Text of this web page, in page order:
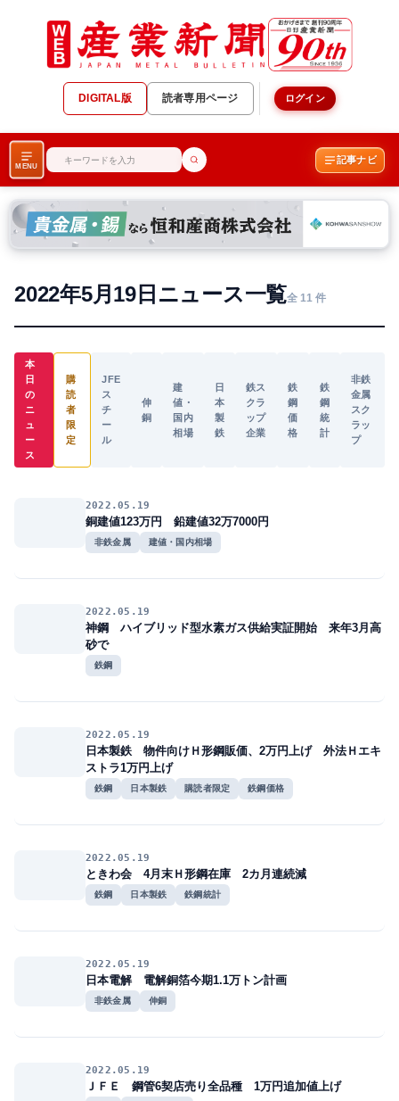
DIGITAL版 読者専用ページ ログイン
MENU
記事ナビ
2022年5月19日ニュース一覧全 11 件
本
日
の
ニ
ュ
ー
ス
購
読
者
限
定
JFE
ス
チ
ー
ル
伸
銅
建
値・
国内
相場
日
本
製
鉄
鉄ス
クラ
ップ
企業
鉄
鋼
価
格
鉄
鋼
統
計
非鉄
金属
スク
ラッ
プ
2022.05.19
銅建値123万円 鉛建値32万7000円
非鉄金属 建値・国内相場
2022.05.19
神鋼 ハイブリッド型水素ガス供給実証開始 来年3月高
砂で
鉄鋼
2022.05.19
日本製鉄 物件向けＨ形鋼販価、2万円上げ 外法Ｈエキ
ストラ1万円上げ
鉄鋼 日本製鉄 購読者限定 鉄鋼価格
2022.05.19
ときわ会 4月末Ｈ形鋼在庫 2カ月連続減
鉄鋼 日本製鉄 鉄鋼統計
2022.05.19
日本電解 電解銅箔今期1.1万トン計画
非鉄金属 伸銅
2022.05.19
ＪＦＥ 鋼管6契店売り全品種 1万円追加値上げ